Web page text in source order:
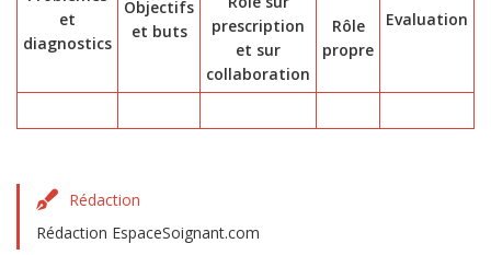
et
diagnostics
Objectifs
et buts
Evaluation
prescription
et sur
collaboration
Rôle
propre
Rédaction
Rédaction EspaceSoignant.com